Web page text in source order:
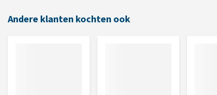
Andere klanten kochten ook